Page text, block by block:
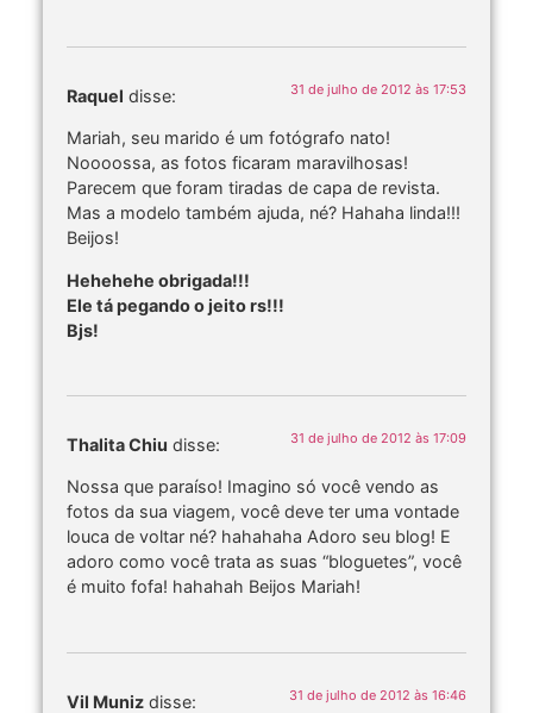
Raquel disse: 31 de julho de 2012 às 17:53
Mariah, seu marido é um fotógrafo nato!
Noooossa, as fotos ficaram maravilhosas!
Parecem que foram tiradas de capa de revista.
Mas a modelo também ajuda, né? Hahaha linda!!!
Beijos!
Hehehehe obrigada!!!
Ele tá pegando o jeito rs!!!
Bjs!
Thalita Chiu disse: 31 de julho de 2012 às 17:09
Nossa que paraíso! Imagino só você vendo as
fotos da sua viagem, você deve ter uma vontade
louca de voltar né? hahahaha Adoro seu blog! E
adoro como você trata as suas “bloguetes”, você
é muito fofa! hahahah Beijos Mariah!
Vil Muniz disse: 31 de julho de 2012 às 16:46